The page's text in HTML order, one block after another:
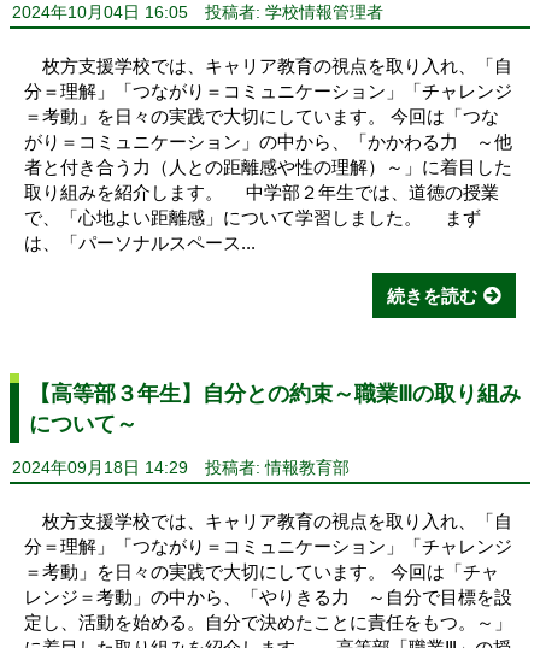
2024年10月04日 16:05 投稿者: 学校情報管理者
枚方支援学校では、キャリア教育の視点を取り入れ、「自
分＝理解」「つながり＝コミュニケーション」「チャレンジ
＝考動」を日々の実践で大切にしています。 今回は「つな
がり＝コミュニケーション」の中から、「かかわる力 ～他
者と付き合う力（人との距離感や性の理解）～」に着目した
取り組みを紹介します。 中学部２年生では、道徳の授業
で、「心地よい距離感」について学習しました。 まず
は、「パーソナルスペース...
続きを読む
【高等部３年生】自分との約束～職業Ⅲの取り組み
について～
2024年09月18日 14:29 投稿者: 情報教育部
枚方支援学校では、キャリア教育の視点を取り入れ、「自
分＝理解」「つながり＝コミュニケーション」「チャレンジ
＝考動」を日々の実践で大切にしています。 今回は「チャ
レンジ＝考動」の中から、「やりきる力 ～自分で目標を設
定し、活動を始める。自分で決めたことに責任をもつ。～」